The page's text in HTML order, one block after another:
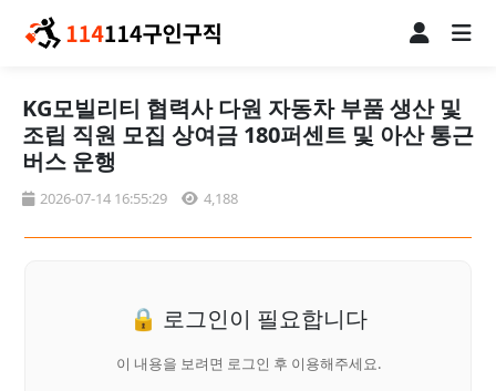
KG모빌리티 협력사 다원 자동차 부품 생산 및
조립 직원 모집 상여금 180퍼센트 및 아산 통근
버스 운행
2026-07-14 16:55:29 4,188
🔒 로그인이 필요합니다
이 내용을 보려면 로그인 후 이용해주세요.